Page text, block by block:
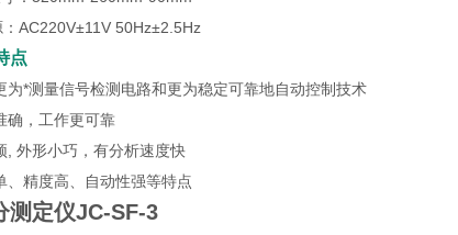
AC220V±11V 50Hz±2.5Hz
点
为*测量信号检测电路和更为稳定可靠地自动控制技术
确，工作更可靠
, 外形小巧，有分析速度快
、精度高、自动性强等特点
测定仪JC-SF-3